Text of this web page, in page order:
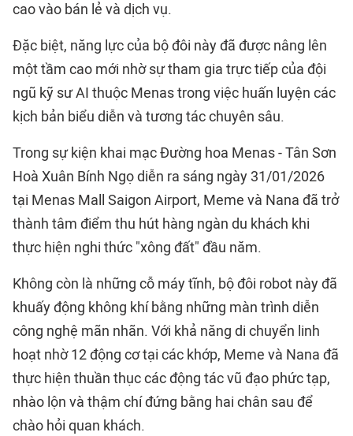
cao vào bán lẻ và dịch vụ.
Đặc biệt, năng lực của bộ đôi này đã được nâng lên
một tầm cao mới nhờ sự tham gia trực tiếp của đội
ngũ kỹ sư AI thuộc Menas trong việc huấn luyện các
kịch bản biểu diễn và tương tác chuyên sâu.
Trong sự kiện khai mạc Đường hoa Menas - Tân Sơn
Hoà Xuân Bính Ngọ diễn ra sáng ngày 31/01/2026
tại Menas Mall Saigon Airport, Meme và Nana đã trở
thành tâm điểm thu hút hàng ngàn du khách khi
thực hiện nghi thức "xông đất" đầu năm.
Không còn là những cỗ máy tĩnh, bộ đôi robot này đã
khuấy động không khí bằng những màn trình diễn
công nghệ mãn nhãn. Với khả năng di chuyển linh
hoạt nhờ 12 động cơ tại các khớp, Meme và Nana đã
thực hiện thuần thục các động tác vũ đạo phức tạp,
nhào lộn và thậm chí đứng bằng hai chân sau để
chào hỏi quan khách.